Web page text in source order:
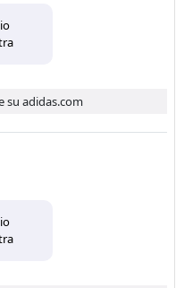
su adidas.com